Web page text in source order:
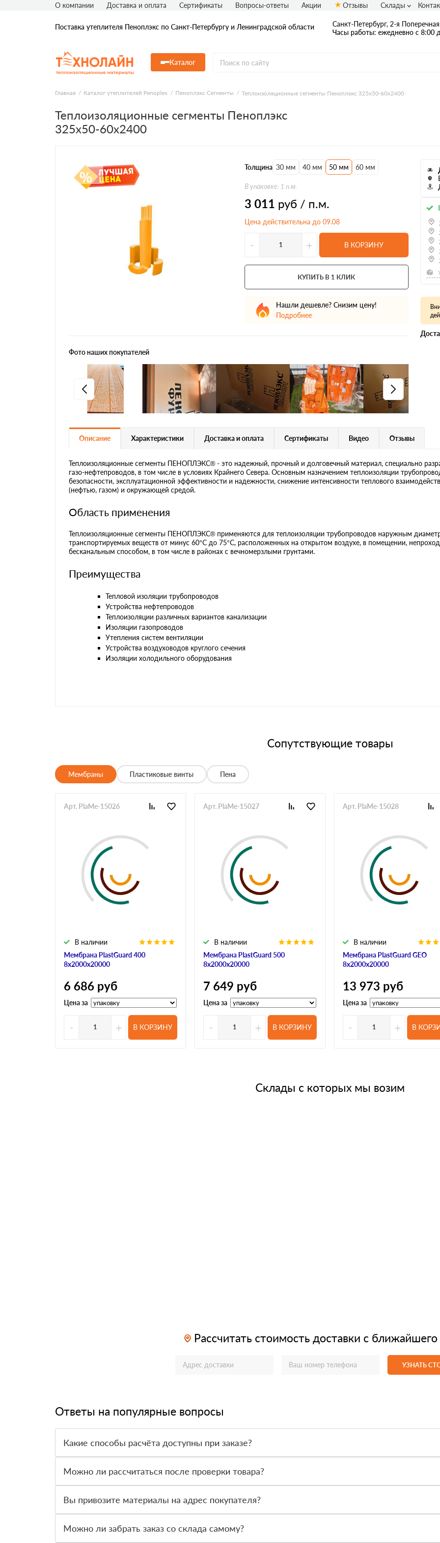
Поставка утеплителя Пеноплэкс по Санкт-Петербургу и Ленинградской области
Санкт-Петербург, 2-я
Часы работы: ежедневно с 8:00
Каталог
О компании Доставка и оплата Сертификаты Вопросы-ответы Акции Отзывы Склады
Главная Каталог утеплителей Penoplex Пеноплэкс Сегменты Теплоизоляционные сегменты Пеноплэкс 325x50-60х2400
Теплоизоляционные сегменты Пеноплэкс
325x50-60х2400
Толщина 30 мм 40 мм 50 мм 60 мм
В упаковке: 1 п.м.
3 011 руб / п.м.
Цена действительна до 09.08
- + В КОРЗИНУ
КУПИТЬ В 1 КЛИК
Нашли дешевле? Снизим цену!
Подробнее
Фото наших покупателей
Описание Характеристики Доставка и оплата Сертификаты Видео Отзывы
Теплоизоляционные сегменты ПЕНОПЛЭКС® - это надежный, прочный и долговечный материал, специально
газо-нефтепроводов, в том числе в условиях Крайнего Севера. Основным назначением теплоизоляции
безопасности, эксплуатационной эффективности и надежности, снижение интенсивности теплового
(нефтью, газом) и окружающей средой.
Область применения
Теплоизоляционные сегменты ПЕНОПЛЭКС® применяются для теплоизоляции трубопроводов наружным
транспортируемых веществ от минус 60°С до 75°С, расположенных на открытом воздухе, в помещении,
бесканальным способом, в том числе в районах с вечномерзлыми грунтами.
Преимущества
Тепловой изоляции трубопроводов
Устройства нефтепроводов
Теплоизоляции различных вариантов канализации
Изоляции газопроводов
Утепления систем вентиляции
Устройства воздуховодов круглого сечения
Изоляции холодильного оборудования
Сопутствующие товары
Мембраны Пластиковые винты Пена
Мембрана PlastGuard 400
8х2000х20000
В наличии
Арт. PlaMe-15026
6 686 руб
Цена за
- + В КОРЗИНУ
Мембрана PlastGuard 500
8х2000х20000
В наличии
Арт. PlaMe-15027
7 649 руб
Цена за
- + В КОРЗИНУ
Мембрана PlastGuard GEO
8х2000х20000
В наличии
Арт. PlaMe-15028
13 973 руб
Цена за
- + В
Склады с которых мы возим
Рассчитать стоимость доставки с ближайшего
УЗНАТЬ
Ответы на популярные вопросы
Какие способы расчёта доступны при заказе?
Можно ли рассчитаться после проверки товара?
Вы привозите материалы на адрес покупателя?
Можно ли забрать заказ со склада самому?